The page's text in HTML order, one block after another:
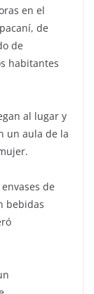
en el
de
de
habitantes
al lugar y
un aula de la
de
bebidas